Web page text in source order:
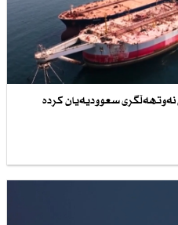
سعوودیەیان كردە